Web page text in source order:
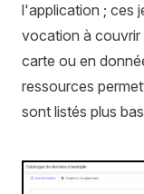
l'application ; ces
vocation à couvrir
carte ou en
ressources
sont listés plus